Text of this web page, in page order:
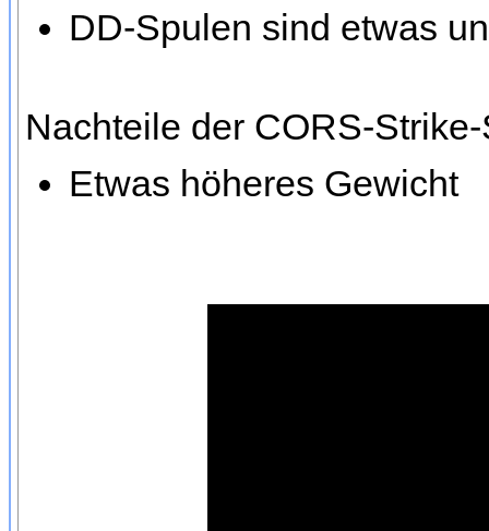
DD-Spulen sind etwas
Nachteile der CORS-
Etwas höheres Gewicht